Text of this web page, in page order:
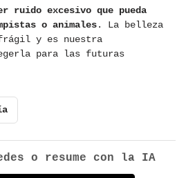
ruido excesivo que pueda
o animales. La belleza
y es nuestra
para las futuras
o resume con la IA